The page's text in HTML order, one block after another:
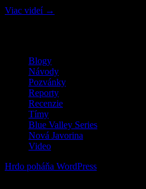
Viac videí →
Blogy
Návody
Pozvánky
Reporty
Recenzie
Tímy
Blue Valley Series
Nová Javorina
Video
Hrdo poháňa WordPress